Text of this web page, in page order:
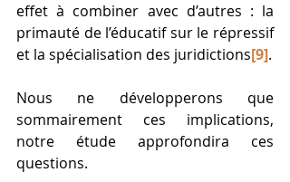
effet à combiner avec d’autres : la
primauté de l’éducatif sur le répressif
et la spécialisation des juridictions[9]
Nous ne développerons que
sommairement ces implications,
notre étude approfondira ces
questions.